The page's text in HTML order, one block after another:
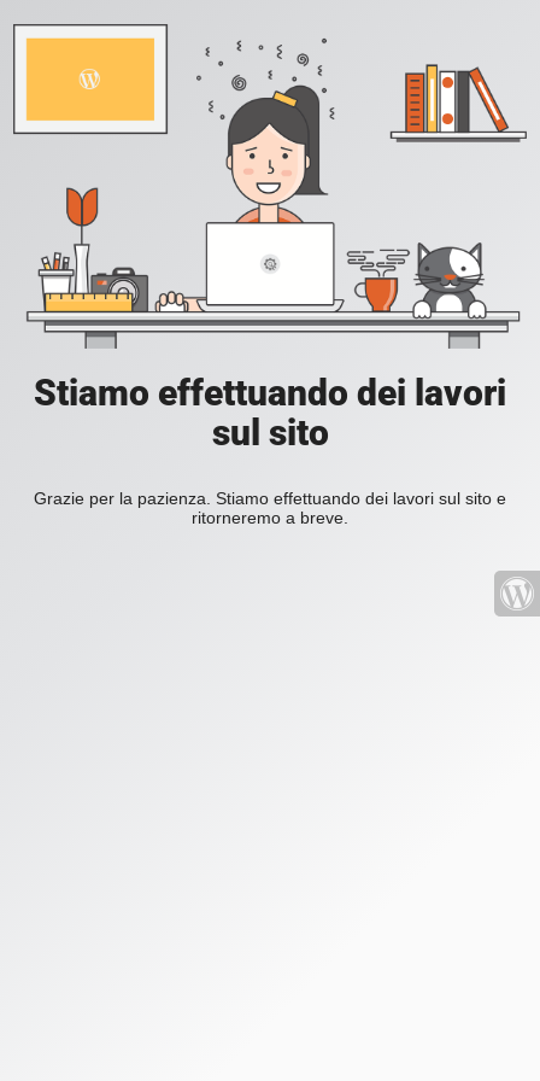
Stiamo effettuando dei lavori
sul sito
Grazie per la pazienza. Stiamo effettuando dei lavori sul sito e
ritorneremo a breve.